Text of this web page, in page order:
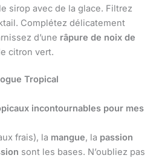
sirop avec de la glace. Filtrez
Complétez délicatement
d’une râpure de noix de
citron vert.
Tropical
incontournables pour mes
frais), la mangue, la passion
sont les bases. N’oubliez pas